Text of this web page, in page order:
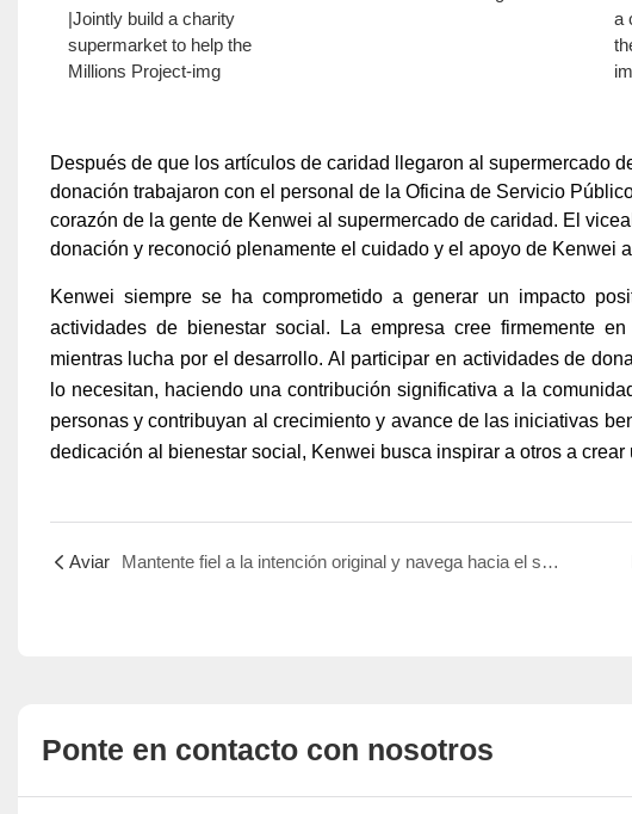
Después de que los artículos de caridad llegaron al supermercado
donación trabajaron con el personal de la Oficina de Servicio
corazón de la gente de Kenwei al supermercado de caridad. El
donación y reconoció plenamente el cuidado y el apoyo de Kenwei
Kenwei siempre se ha comprometido a generar un impacto
actividades de bienestar social. La empresa cree firmemente
mientras lucha por el desarrollo. Al participar en actividades de
lo necesitan, haciendo una contribución significativa a la
personas y contribuyan al crecimiento y avance de las iniciativas
dedicación al bienestar social, Kenwei busca inspirar a otros a
Aviar Mantente fiel a la intención original y navega hacia el sueño.
Ponte en contacto con nosotros